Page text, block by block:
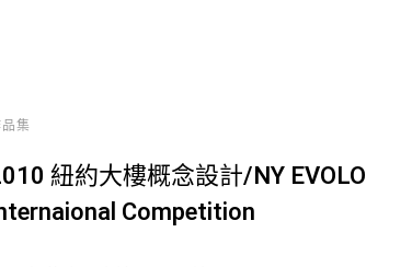
集
紐約大樓概念設計/NY EVOLO
Competition